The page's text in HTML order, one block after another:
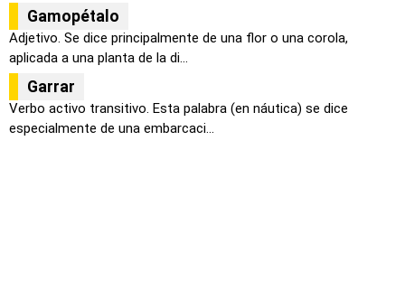
Gamopétalo
Adjetivo. Se dice principalmente de una flor o una corola,
aplicada a una planta de la di...
Garrar
Verbo activo transitivo. Esta palabra (en náutica) se dice
especialmente de una embarcaci...